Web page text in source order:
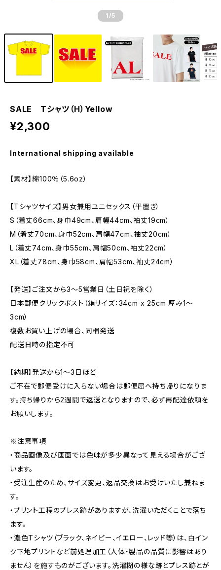
1 /5
SALE Tシャツ（H）Yellow
¥2,300
International shipping available
【素材】綿100％（5.6oz）
【Tシャツサイズ】男女兼用ユニセックス（平置き）
S（着丈66cm、身巾49cm、肩幅44cm、袖丈19cm）
M（着丈70cm、身巾52cm、肩幅47cm、袖丈20cm）
L（着丈74cm、身巾55cm、肩幅50cm、袖丈22cm）
XL（着丈78cm、身巾58cm、肩幅53cm、袖丈24cm）
【発送】ご注文から3〜5営業日（土日祝を除く）
日本郵便クリックポスト（箱サイズ：34cm x 25cm 厚み1〜
3cm）
複数お買い上げの場合、同梱発送
配送日時の指定不可
【納期】発送から1〜3日ほど
ご不在で郵便受けに入らない場合は郵便局へ持ち帰りになりま
す。持ち帰りから2週間で返送となりますので、必ず再配達依頼を
お願いします。
※注意事項
・商品画像及び画面では色味が多少異なって見える場合がござ
います。
・受注生産のため、サイズ変更、返品交換はお受けいたし兼ねま
す。
・プリント工程のプレス跡がありますが、洗濯いただくことで落ち
ます。
・濃色Tシャツ（ブラック、ネイビー、イエロー、レッド等）は、白イン
ク下地プリントなど前処理加工（人体・製品の品質に影響はあり
ません）を施すものがございます。洗濯糊の様な跡とプレス跡とが